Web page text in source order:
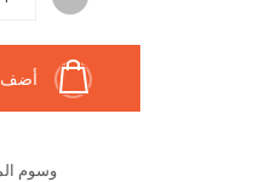
أضف
وسوم